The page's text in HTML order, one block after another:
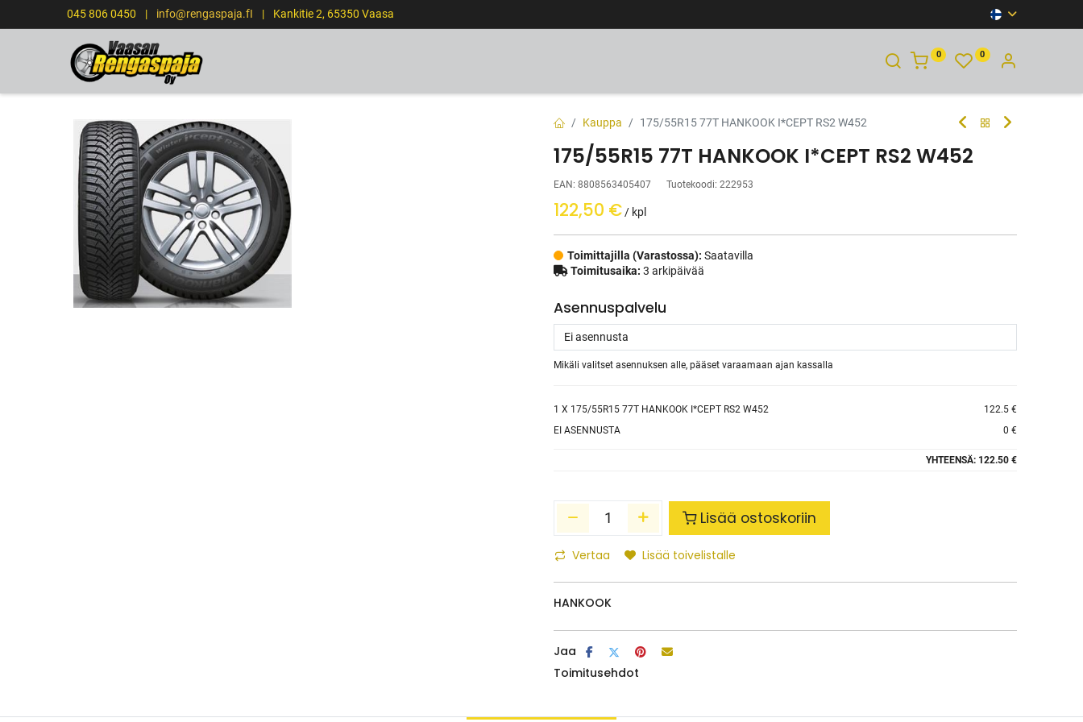
045 806 0450 | info@rengaspaja.fI | Kankitie 2, 65350 Vaasa
0 0
Kauppa 175/55R15 77T HANKOOK I*CEPT RS2 W452
175/55R15 77T HANKOOK I*CEPT RS2 W452
EAN: 8808563405407 Tuotekoodi: 222953
122,50 € / kpl
Toimittajilla (Varastossa): Saatavilla
Toimitusaika: 3 arkipäivää
Asennuspalvelu
Mikäli valitset asennuksen alle, pääset varaamaan ajan kassalla
1 X 175/55R15 77T HANKOOK I*CEPT RS2 W452
122.5 €
EI ASENNUSTA
0 €
YHTEENSÄ: 122.50 €
Lisää ostoskoriin
Vertaa Lisää toivelistalle
HANKOOK
Jaa
Toimitusehdot